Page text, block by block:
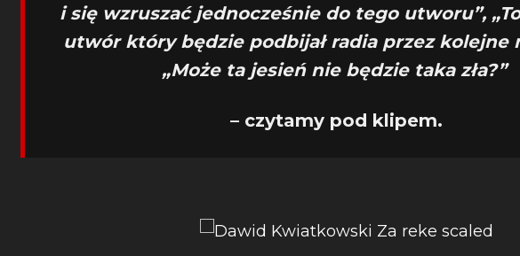
i się wzruszać jednocześnie do tego utworu”,
utwór który będzie podbijał radia przez kolejne
„Może ta jesień nie będzie taka zła?”
– czytamy pod klipem.